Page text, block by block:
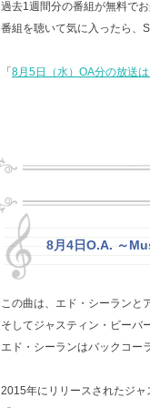
過去1週間分の番組が無料で
番組を聴いて気に入ったら、
「 8月5日（水）OA分の放送
8月4日O.A. ～
この曲は、エド・シーランと
そしてジャスティン・ビーバ
エド・シーランはバックコー
2015年にリリースされたジ